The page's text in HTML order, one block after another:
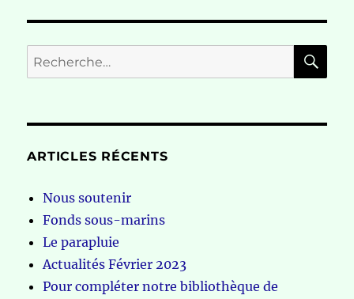
Recherche
pour :
ARTICLES RÉCENTS
Nous soutenir
Fonds sous-marins
Le parapluie
Actualités Février 2023
Pour compléter notre bibliothèque de